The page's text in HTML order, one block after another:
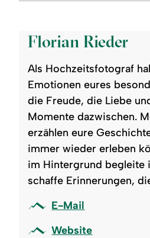
Florian Rieder
Als Hochzeitsfotograf
Emotionen eures
die Freude, die Liebe
Momente dazwischen.
erzählen eure
immer wieder erleben
im Hintergrund begleite
schaffe Erinnerungen,
E-Mail
Website